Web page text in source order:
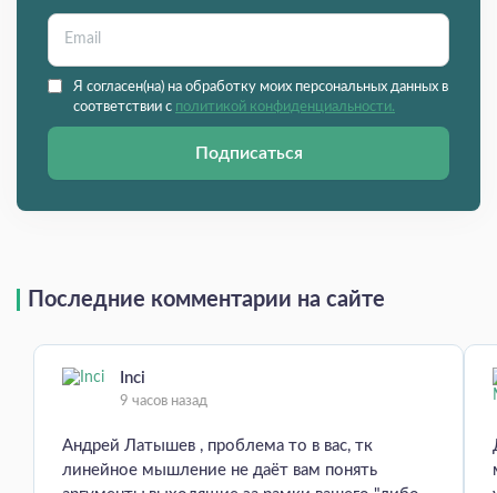
Я согласен(на) на обработку моих персональных данных в
соответствии с политикой конфиденциальности.
Подписаться
Последние комментарии на сайте
Inci
9 часов назад
Андрей Латышев , проблема то в вас, тк
линейное мышление не даёт вам понять